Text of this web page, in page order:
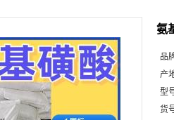
氨
品
产
型
货